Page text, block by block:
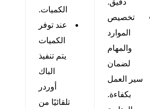
دقيق.
تخصيص
الموارد
والمهام
لضمان
سير العمل
بكفاءة.
الكميات.
عند توفر
الكميات
يتم تنفيذ
الباك
أوردر
تلقائيًا من